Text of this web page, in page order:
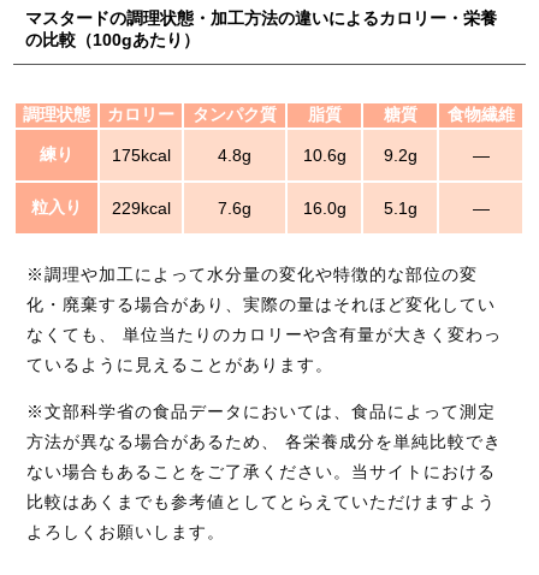
マスタードの調理状態・加工方法の違いによるカロリー・栄養
の比較（100gあたり）
調理状態 カロリー タンパク質 脂質 糖質 食物繊維
練り 175kcal 4.8g 10.6g 9.2g ―
粒入り 229kcal 7.6g 16.0g 5.1g ―
※調理や加工によって水分量の変化や特徴的な部位の変
化・廃棄する場合があり、実際の量はそれほど変化してい
なくても、 単位当たりのカロリーや含有量が大きく変わっ
ているように見えることがあります。
※文部科学省の食品データにおいては、食品によって測定
方法が異なる場合があるため、 各栄養成分を単純比較でき
ない場合もあることをご了承ください。当サイトにおける
比較はあくまでも参考値としてとらえていただけますよう
よろしくお願いします。